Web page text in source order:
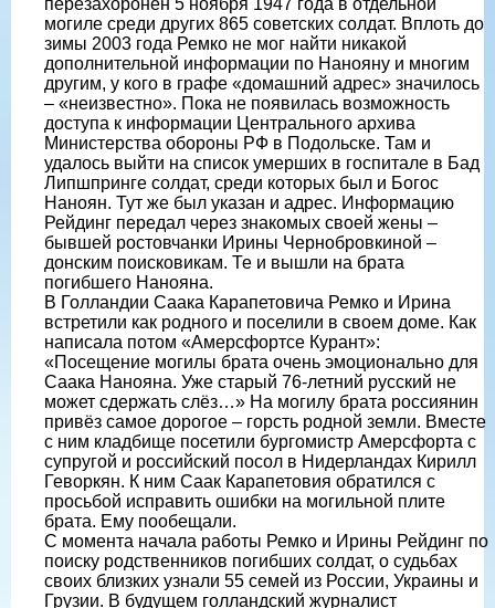
перезахоронен 5 ноября 1947 года в отдельной
могиле среди других 865 советских солдат. Вплоть до
зимы 2003 года Ремко не мог найти никакой
дополнительной информации по Нанояну и многим
другим, у кого в графе «домашний адрес» значилось
– «неизвестно». Пока не появилась возможность
доступа к информации Центрального архива
Министерства обороны РФ в Подольске. Там и
удалось выйти на список умерших в госпитале в Бад
Липшпринге солдат, среди которых был и Богос
Наноян. Тут же был указан и адрес. Информацию
Рейдинг передал через знакомых своей жены –
бывшей ростовчанки Ирины Чернобровкиной –
донским поисковикам. Те и вышли на брата
погибшего Нанояна.
В Голландии Саака Карапетовича Ремко и Ирина
встретили как родного и поселили в своем доме. Как
написала потом «Амерсфортсе Курант»:
«Посещение могилы брата очень эмоционально для
Саака Нанояна. Уже старый 76-летний русский не
может сдержать слёз…» На могилу брата россиянин
привёз самое дорогое – горсть родной земли. Вместе
с ним кладбище посетили бургомистр Амерсфорта с
супругой и российский посол в Нидерландах Кирилл
Геворкян. К ним Саак Карапетовия обратился с
просьбой исправить ошибки на могильной плите
брата. Ему пообещали.
С момента начала работы Ремко и Ирины Рейдинг по
поиску родственников погибших солдат, о судьбах
своих близких узнали 55 семей из России, Украины и
Грузии. В будущем голландский журналист